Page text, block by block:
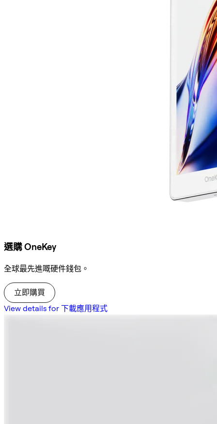
選購 OneKey
全球最先進嘅硬件錢包。
立即購買
View details for 下載應用程式